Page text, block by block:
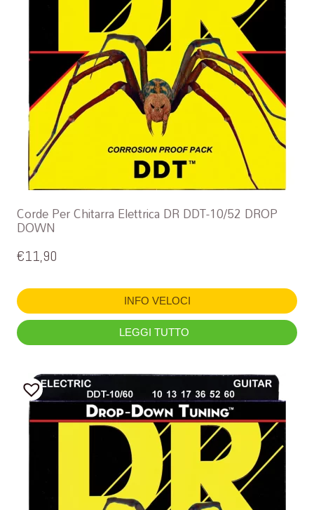
Corde Per Chitarra Elettrica DR DDT-10/52 DROP
DOWN
€11,90
INFO VELOCI
LEGGI TUTTO